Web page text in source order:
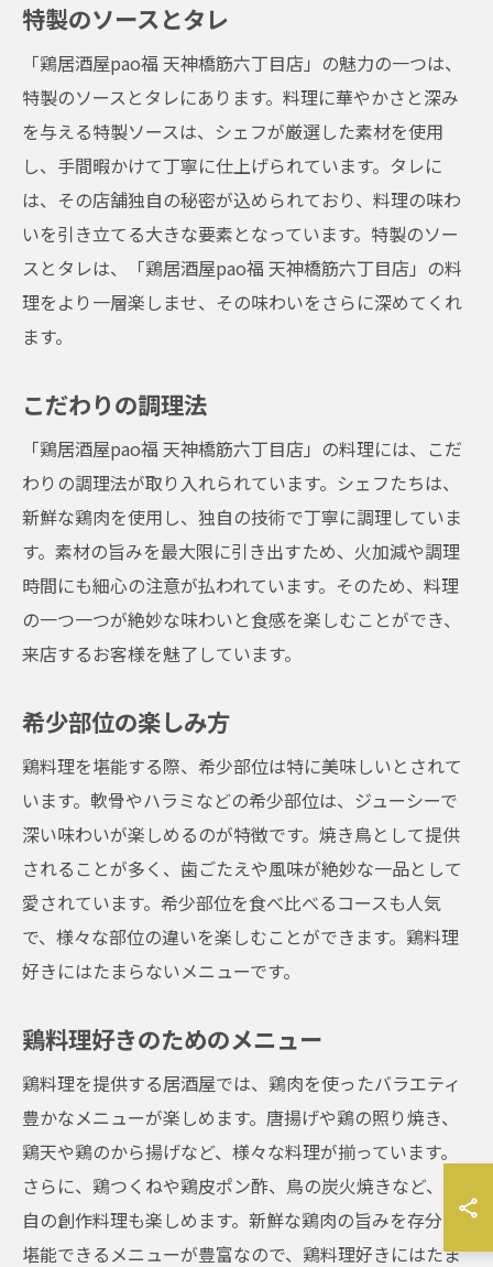
特製のソースとタレ
「鶏居酒屋pao福 天神橋筋六丁目店」の魅力の一つは、
特製のソースとタレにあります。料理に華やかさと深み
を与える特製ソースは、シェフが厳選した素材を使用
し、手間暇かけて丁寧に仕上げられています。タレに
は、その店舗独自の秘密が込められており、料理の味わ
いを引き立てる大きな要素となっています。特製のソー
スとタレは、「鶏居酒屋pao福 天神橋筋六丁目店」の料
理をより一層楽しませ、その味わいをさらに深めてくれ
ます。
こだわりの調理法
「鶏居酒屋pao福 天神橋筋六丁目店」の料理には、こだ
わりの調理法が取り入れられています。シェフたちは、
新鮮な鶏肉を使用し、独自の技術で丁寧に調理していま
す。素材の旨みを最大限に引き出すため、火加減や調理
時間にも細心の注意が払われています。そのため、料理
の一つ一つが絶妙な味わいと食感を楽しむことができ、
来店するお客様を魅了しています。
希少部位の楽しみ方
鶏料理を堪能する際、希少部位は特に美味しいとされて
います。軟骨やハラミなどの希少部位は、ジューシーで
深い味わいが楽しめるのが特徴です。焼き鳥として提供
されることが多く、歯ごたえや風味が絶妙な一品として
愛されています。希少部位を食べ比べるコースも人気
で、様々な部位の違いを楽しむことができます。鶏料理
好きにはたまらないメニューです。
鶏料理好きのためのメニュー
鶏料理を提供する居酒屋では、鶏肉を使ったバラエティ
豊かなメニューが楽しめます。唐揚げや鶏の照り焼き、
鶏天や鶏のから揚げなど、様々な料理が揃っています。
さらに、鶏つくねや鶏皮ポン酢、鳥の炭火焼きなど、独
自の創作料理も楽しめます。新鮮な鶏肉の旨みを存分に
堪能できるメニューが豊富なので、鶏料理好きにはたま